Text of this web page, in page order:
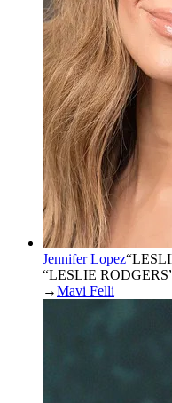
Jennifer Lopez“
“LESLIE
→Mavi Felli